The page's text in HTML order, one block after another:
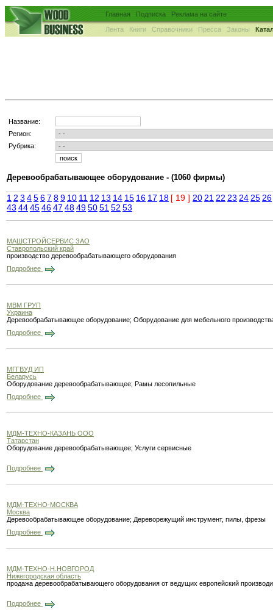
Главная Подписка Реклама на сайте
Лента Книги Справочники Пресса Законы
Название:
Регион:
Рубрика:
Деревообрабатывающее оборудование - (1060 фирмы)
1 2 3 4567 89 10 11 12 13 14 15 16 17 18 [ 19 ] 20 21 22 23 24 25 26
43 44454647 48495051 52 53
МАШСТРОЙСЕРВИС ЗАО
Ставропольский край
производство деревообрабатывающего оборудования
Подробнее
МВМ ГРУП
Украина
Деревообрабатывающее оборудование; Оборудование для мебельного
Подробнее
МГГВУД ИП
Беларусь
Оборудование деревообрабатывающее; Рамы лесопильные
Подробнее
МДМ-ТЕХНО-КАЗАНЬ ООО
Татарстан
Оборудование деревообрабатывающее; Услуги сервисные
Подробнее
МДМ-ТЕХНО-МОСКВА
Москва
Деревообрабатывающее оборудование; Дереворежущий инструмент, пилы, фрезы
Подробнее
МДМ-ТЕХНО-Н.НОВГОРОД
Нижегородская область
продажа деревообрабатывающего оборудования от ведущих европейский
Подробнее